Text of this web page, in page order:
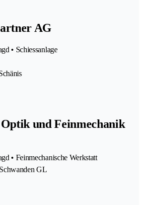
AG
• Schiessanlage
und Feinmechanik
• Feinmechanische Werkstatt
GL